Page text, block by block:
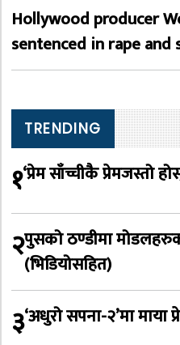
Hollywood producer
sentenced in rape and
TRENDING
१‘प्रेम साँच्चीकै प्रेमजस्तो
२पुसको ठण्डीमा
(भिडियोसहित)
३‘अधुरो सपना-२’मा माया